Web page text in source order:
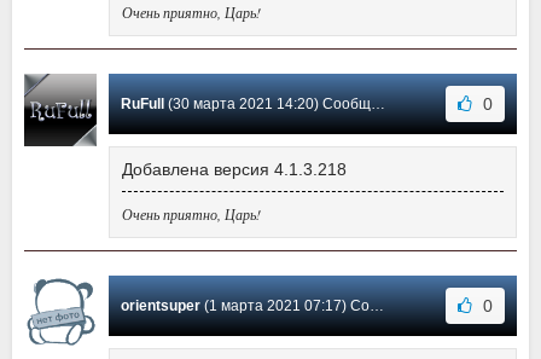
Очень приятно, Царь!
RuFull(30 марта 2021 14:20) Сообщение #108 0
Добавлена версия 4.1.3.218
Очень приятно, Царь!
orientsuper(1 марта 2021 07:17) Сообщение #107 0